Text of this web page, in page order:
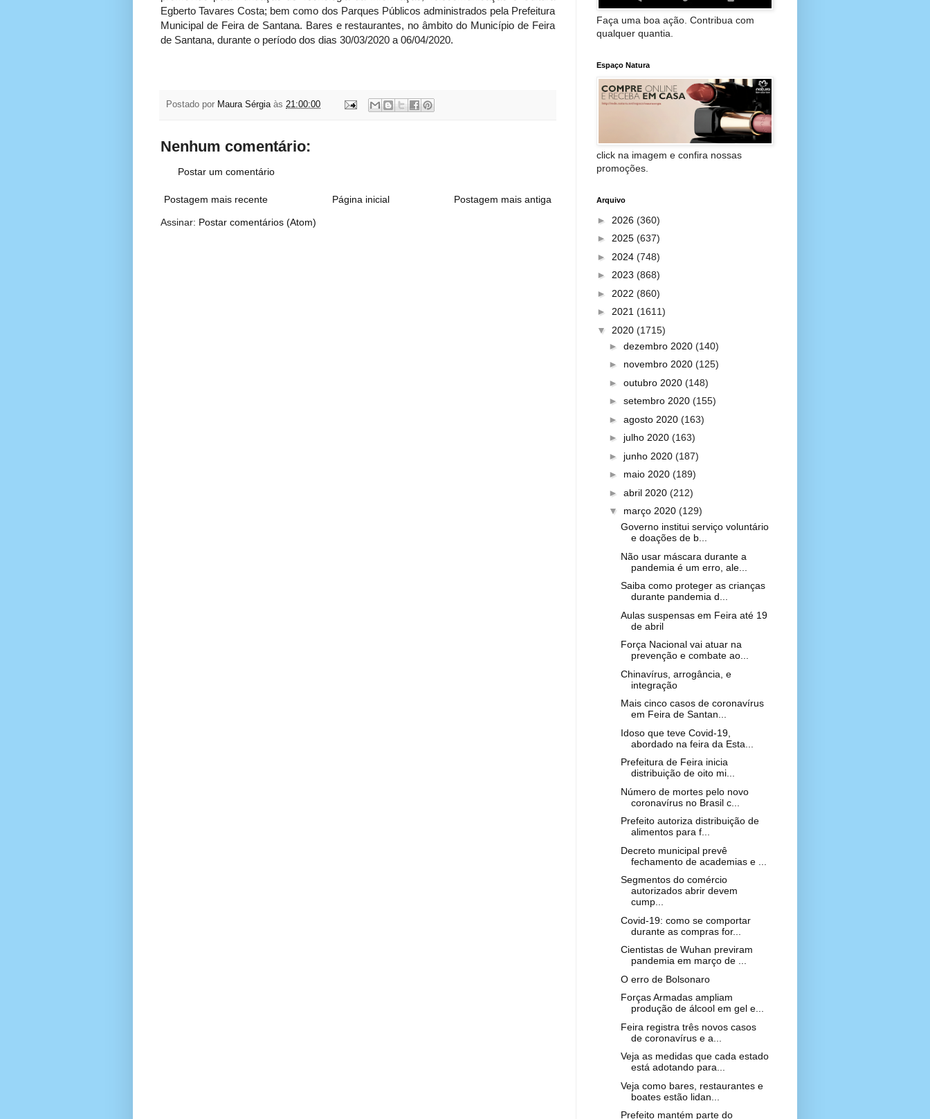
Egberto Tavares Costa; bem como dos Parques Públicos administrados pela Prefeitura
Municipal de Feira de Santana. Bares e restaurantes, no âmbito do Município de Feira
de Santana, durante o período dos dias 30/03/2020 a 06/04/2020.
Postado por Maura Sérgia às 21:00:00
Nenhum comentário:
Postar um comentário
Postagem mais recente Postagem mais antiga
Página inicial
Assinar: Postar comentários (Atom)
Faça uma boa ação. Contribua com
qualquer quantia.
Espaço Natura
click na imagem e confira nossas
promoções.
Arquivo
► 2026 (360)
► 2025 (637)
► 2024 (748)
► 2023 (868)
► 2022 (860)
► 2021 (1611)
▼ 2020 (1715)
► dezembro 2020 (140)
► novembro 2020 (125)
► outubro 2020 (148)
► setembro 2020 (155)
► agosto 2020 (163)
► julho 2020 (163)
► junho 2020 (187)
► maio 2020 (189)
► abril 2020 (212)
▼ março 2020 (129)
Governo institui serviço voluntário
e doações de b...
Não usar máscara durante a
pandemia é um erro, ale...
Saiba como proteger as crianças
durante pandemia d...
Aulas suspensas em Feira até 19
de abril
Força Nacional vai atuar na
prevenção e combate ao...
Chinavírus, arrogância, e
integração
Mais cinco casos de coronavírus
em Feira de Santan...
Idoso que teve Covid-19,
abordado na feira da Esta...
Prefeitura de Feira inicia
distribuição de oito mi...
Número de mortes pelo novo
coronavírus no Brasil c...
Prefeito autoriza distribuição de
alimentos para f...
Decreto municipal prevê
fechamento de academias e ...
Segmentos do comércio
autorizados abrir devem
cump...
Covid-19: como se comportar
durante as compras for...
Cientistas de Wuhan previram
pandemia em março de ...
O erro de Bolsonaro
Forças Armadas ampliam
produção de álcool em gel e...
Feira registra três novos casos
de coronavírus e a...
Veja as medidas que cada estado
está adotando para...
Veja como bares, restaurantes e
boates estão lidan...
Prefeito mantém parte do